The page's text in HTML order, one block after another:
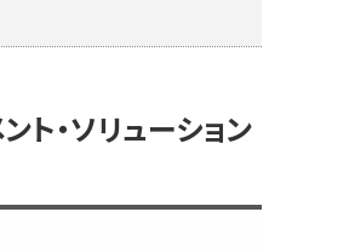
・ソリューション